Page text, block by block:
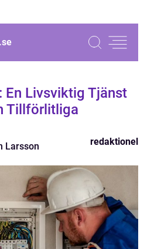
se
En Livsviktig Tjänst
Tillförlitliga
Larsson redaktionel